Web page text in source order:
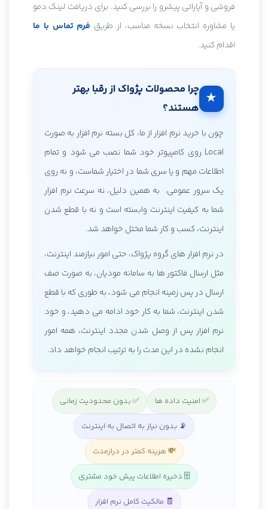
فروشی و آپاراتی پیشرو را بررسی کنید. برای دریافت لینک دمو
یا مشاوره انتخاب نسخه مناسب، از طریق فرم تماس با ما
اقدام کنید.
★ چرا محصولات پژواک از رقبا بهتر
هستند؟
چون با خرید نرم افزار از ما، کل بسته نرم افزار به صورت
Local روی کامپیوتر خود شما نصب می شود و تمام
اطلاعات مهم و یا سری شما در اختیار شماست، و نه روی
یک سرور عمومی. به همین دلیل، نه سرعت نرم افزار
شما به کیفیت اینترنت وابسته است و نه با قطع شدن
اینترنت، کسب و کار شما مختل خواهد شد.
در نرم افزار های گروه پژواک، حتی امور نیازمند اینترنت،
مثل ارسال فاکتور ها به سامانه مودیان، به صورت صف
ارسال در پس زمینه انجام می شود، به طوری که با قطع
شدن اینترنت، شما به کار خود ادامه می دهید، و خود
نرم افزار پس از وصل شدن مجدد اینترنت، همه امور
انجام نشده در این مدت را به ترتیب انجام خواهد داد.
✅ امنیت داده ها ✅ بدون محدودیت زمانی
📡 بدون نیاز به اتصال به اینترنت
💸 هزینه کمتر در درازمدت
🗄️ ذخیره اطلاعات پیش خود مشتری
🧾 مالکیت کامل نرم افزار